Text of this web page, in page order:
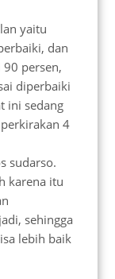
yaitu
dan
persen,
diperbaiki
ini sedang
4
sudarso.
karena itu
sehingga
lebih baik